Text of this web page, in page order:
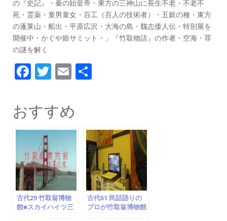
の『史記』・秦の始皇帝・東方の三神山に長生不老・不老不
死・霊薬・童男童女・百工（百人の技術者）・五穀の種・東方
の蓬莱山・船出・平原広沢・大海の島・魏志倭人伝・特別展を
開催中・かぐや姫サミット・」『竹取物語』の作者・空海・罪
の謎を解く
F
c
e
b
o
o
k
T
itt
er
E
ai
l
おすすめ
古代29 竹取翁博物
館■スカイハイツ三
古代61 民話語りの
プロが竹取翁博物館